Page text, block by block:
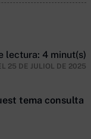
lectura: 4 minut(s)
25 DE JULIOL DE 2025
tema consulta